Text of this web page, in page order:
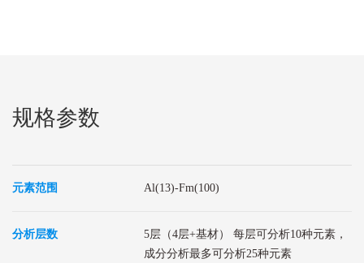
规格参数
元素范围 Al(13)-Fm(100)
分析层数
5层（4层+基材） 每层可分析10种元素，
成分分析最多可分析25种元素